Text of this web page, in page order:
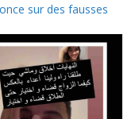
sur des fausses